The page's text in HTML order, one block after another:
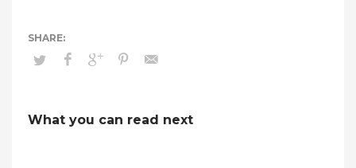
What you can read next